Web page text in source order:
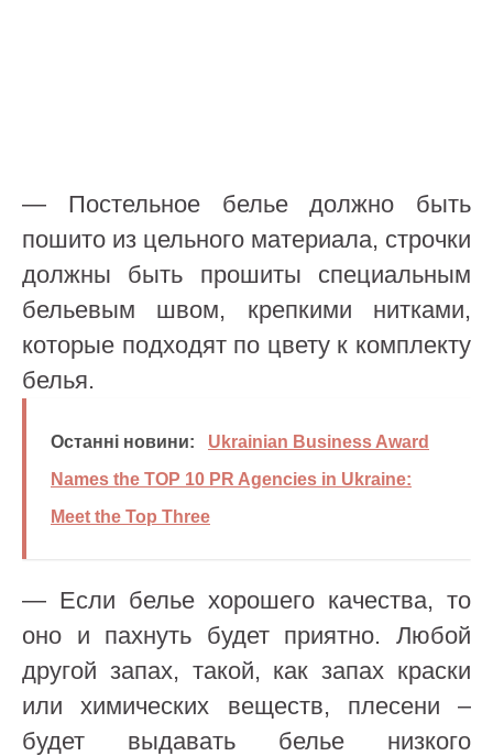
— Постельное белье должно быть
пошито из цельного материала, строчки
должны быть прошиты специальным
бельевым швом, крепкими нитками,
которые подходят по цвету к комплекту
белья.
Останні новини:
Ukrainian Business Award
Names the TOP 10 PR Agencies in Ukraine:
Meet the Top Three
— Если белье хорошего качества, то
оно и пахнуть будет приятно. Любой
другой запах, такой, как запах краски
или химических веществ, плесени –
будет выдавать белье низкого